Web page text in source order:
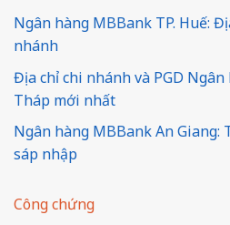
Ngân hàng MBBank TP. Huế:
nhánh
Địa chỉ chi nhánh và PGD
Tháp mới nhất
Ngân hàng MBBank An
sáp nhập
Công chứng